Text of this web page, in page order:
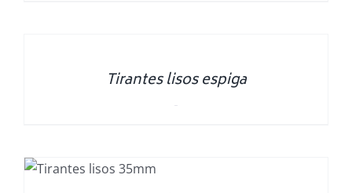
Tirantes lisos espiga